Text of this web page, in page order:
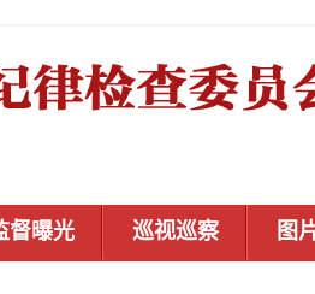
督曝光 巡视巡察 图